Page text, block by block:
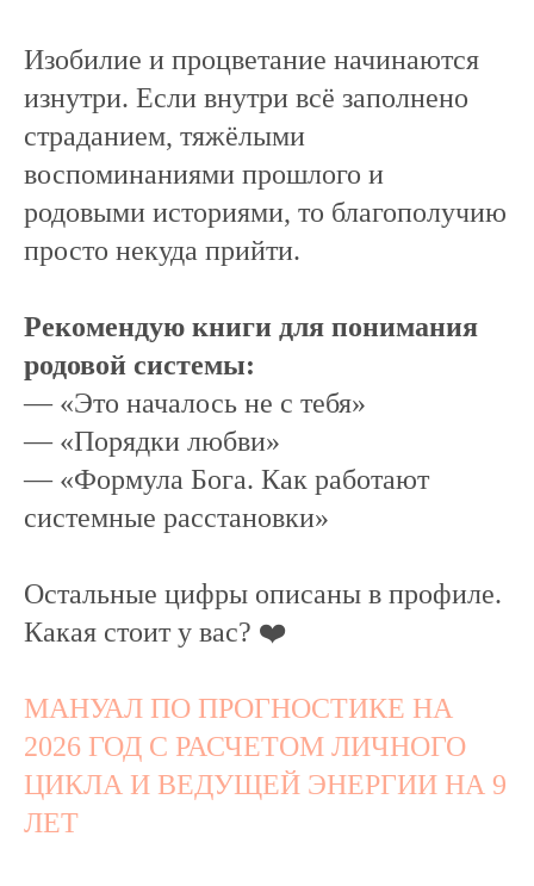
Изобилие и процветание начинаются
изнутри. Если внутри всё заполнено
страданием, тяжёлыми
воспоминаниями прошлого и
родовыми историями, то благополучию
просто некуда прийти.
Рекомендую книги для понимания
родовой системы:
— «Это началось не с тебя»
— «Порядки любви»
— «Формула Бога. Как работают
системные расстановки»
Остальные цифры описаны в профиле.
Какая стоит у вас? ❤️
МАНУАЛ ПО ПРОГНОСТИКЕ НА
2026 ГОД С РАСЧЕТОМ ЛИЧНОГО
ЦИКЛА И ВЕДУЩЕЙ ЭНЕРГИИ НА 9
ЛЕТ